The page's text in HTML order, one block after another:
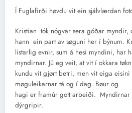
Í Fuglafirði høvdu vit ein sjálvlærdan
Kristian tók nógvar sera góðar myndir,
hann ein part av søguni her í býnum.
listarlig evnir, sum á hesi myndini, har
myndirnar. Jú eg veit, at vit í okkara
kundu vit gjørt betri, men vit eiga
møguleikarnar tá og í dag. Bøur og
hagi er framúr gott arbeiði. Myndirnar
dýrgripir.